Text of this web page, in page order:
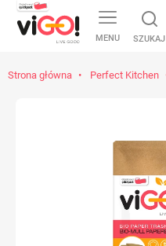
MENU SZUKAJ
Strona główna Perfect Kitchen